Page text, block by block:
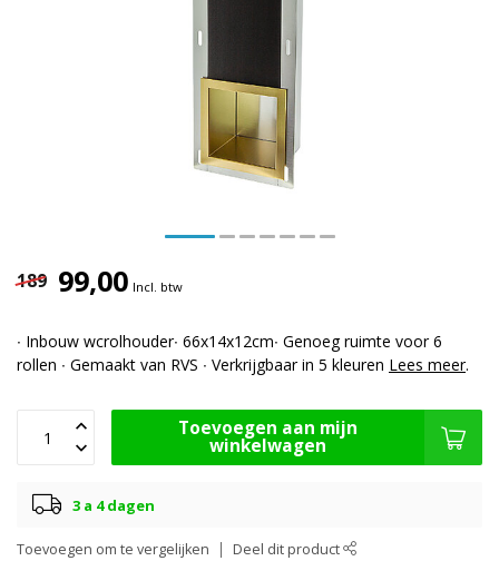
189 99,00 Incl. btw
∙ Inbouw wcrolhouder∙ 66x14x12cm∙ Genoeg ruimte voor 6
rollen ∙ Gemaakt van RVS ∙ Verkrijgbaar in 5 kleuren Lees meer.
Toevoegen aan mijn
winkelwagen
3 a 4 dagen
Toevoegen om te vergelijken Deel dit product